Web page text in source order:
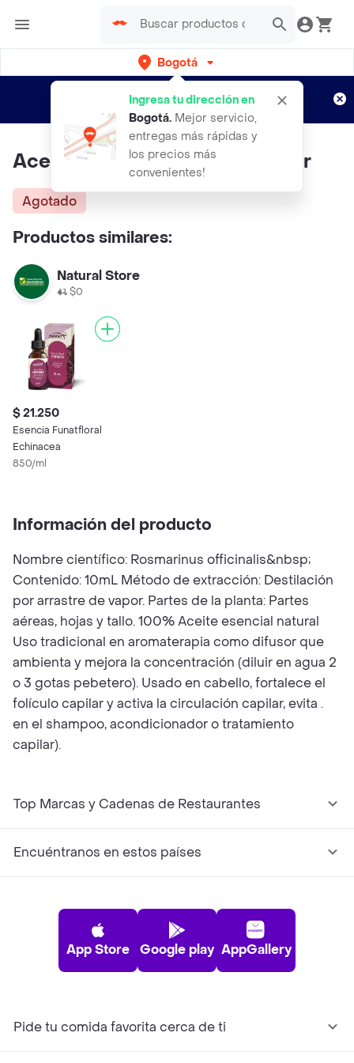
Bogotá
Ingresa tu dirección en
Bogotá. Mejor servicio,
entregas más rápidas y
los precios más
convenientes!
envíos gratis por semanas
Aplican TyC
Aceite Esencial Romero Casvior
Agotado
Productos similares:
Natural Store
$0
$ 21.250
Esencia Funatfloral
Echinacea
850/ml
Información del producto
Nombre científico: Rosmarinus officinalis&nbsp;
Contenido: 10mL Método de extracción: Destilación
por arrastre de vapor. Partes de la planta: Partes
aéreas, hojas y tallo. 100% Aceite esencial natural
Uso tradicional en aromaterapia como difusor que
ambienta y mejora la concentración (diluir en agua 2
o 3 gotas pebetero). Usado en cabello, fortalece el
folículo capilar y activa la circulación capilar, evita .
en el shampoo, acondicionador o tratamiento
capilar).
Top Marcas y Cadenas de Restaurantes
Encuéntranos en estos países
App Store Google play AppGallery
Pide tu comida favorita cerca de ti